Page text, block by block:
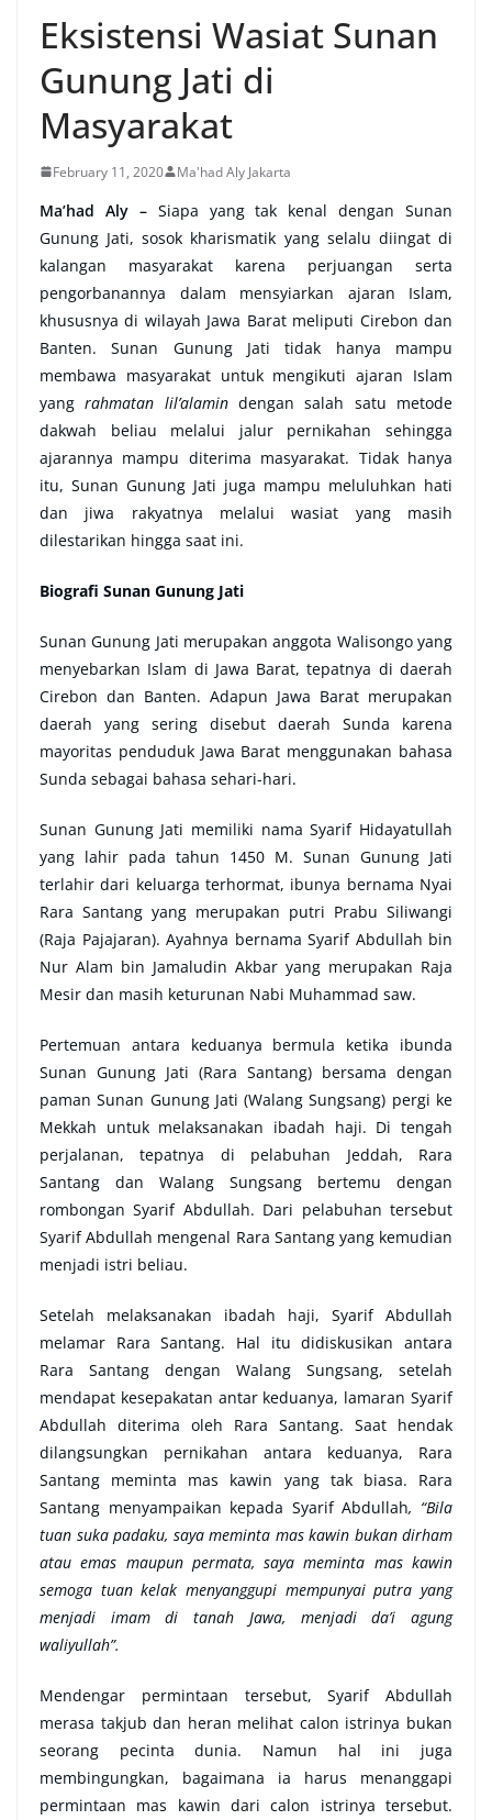
Eksistensi Wasiat Sunan
Gunung Jati di
Masyarakat
February 11, 2020 Ma'had Aly Jakarta
Ma’had Aly – Siapa yang tak kenal dengan Sunan
Gunung Jati, sosok kharismatik yang selalu diingat di
kalangan masyarakat karena perjuangan serta
pengorbanannya dalam mensyiarkan ajaran Islam,
khususnya di wilayah Jawa Barat meliputi Cirebon dan
Banten. Sunan Gunung Jati tidak hanya mampu
membawa masyarakat untuk mengikuti ajaran Islam
yangrahmatan lil’alamindengan salah satu metode
dakwah beliau melalui jalur pernikahan sehingga
ajarannya mampu diterima masyarakat. Tidak hanya
itu, Sunan Gunung Jati juga mampu meluluhkan hati
dan jiwa rakyatnya melalui wasiat yang masih
dilestarikan hingga saat ini.
Biografi Sunan Gunung Jati
Sunan Gunung Jati merupakan anggota Walisongo yang
menyebarkan Islam di Jawa Barat, tepatnya di daerah
Cirebon dan Banten. Adapun Jawa Barat merupakan
daerah yang sering disebut daerah Sunda karena
mayoritas penduduk Jawa Barat menggunakan bahasa
Sunda sebagai bahasa sehari-hari.
Sunan Gunung Jati memiliki nama Syarif Hidayatullah
yang lahir pada tahun 1450 M. Sunan Gunung Jati
terlahir dari keluarga terhormat, ibunya bernama Nyai
Rara Santang yang merupakan putri Prabu Siliwangi
(Raja Pajajaran). Ayahnya bernama Syarif Abdullah bin
Nur Alam bin Jamaludin Akbar yang merupakan Raja
Mesir dan masih keturunan Nabi Muhammad saw.
Pertemuan antara keduanya bermula ketika ibunda
Sunan Gunung Jati (Rara Santang) bersama dengan
paman Sunan Gunung Jati (Walang Sungsang) pergi ke
Mekkah untuk melaksanakan ibadah haji. Di tengah
perjalanan, tepatnya di pelabuhan Jeddah, Rara
Santang dan Walang Sungsang bertemu dengan
rombongan Syarif Abdullah. Dari pelabuhan tersebut
Syarif Abdullah mengenal Rara Santang yang kemudian
menjadi istri beliau.
Setelah melaksanakan ibadah haji, Syarif Abdullah
melamar Rara Santang. Hal itu didiskusikan antara
Rara Santang dengan Walang Sungsang, setelah
mendapat kesepakatan antar keduanya, lamaran Syarif
Abdullah diterima oleh Rara Santang. Saat hendak
dilangsungkan pernikahan antara keduanya, Rara
Santang meminta mas kawin yang tak biasa. Rara
Santang menyampaikan kepada Syarif Abdullah, “Bila
tuan suka padaku, saya meminta mas kawin bukan dirham
atau emas maupun permata, saya meminta mas kawin
semoga tuan kelak menyanggupi mempunyai putra yang
menjadi imam di tanah Jawa, menjadi da’i agung
waliyullah”.
Mendengar permintaan tersebut, Syarif Abdullah
merasa takjub dan heran melihat calon istrinya bukan
seorang pecinta dunia. Namun hal ini juga
membingungkan, bagaimana ia harus menanggapi
permintaan mas kawin dari calon istrinya tersebut.